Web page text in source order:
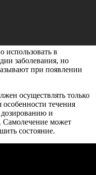
в
заболевания, но
при появлении
осуществлять только
течения
дозированию и
Самолечение может
состояние.